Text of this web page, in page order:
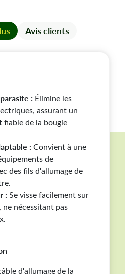
Avis clients
: Élimine les
assurant un
de la bougie
:Convient à une
de
des fils d'allumage de
:Se visse facilement sur
ne nécessitant pas
d'allumage de la